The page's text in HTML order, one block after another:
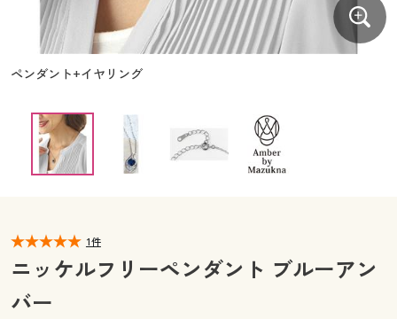
大きいサイズ メンズ
カタログ
カタログ・チラシからのご注文
デジタルカタログ
カタログ無料プレゼント
マイページ
閲覧履歴
大きいサイズ 事務・制服
カタログ・チラシからのご注文
カタログ無料プレゼント
会員メニュー
閲覧履歴
お気に入り
ペンダント+イヤリング
1件
ニッケルフリーペンダント ブルーアン
バー